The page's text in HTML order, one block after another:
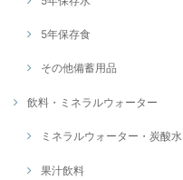
5年保存食
その他備蓄用品
飲料・ミネラルウォーター
ミネラルウォーター・炭酸水
果汁飲料